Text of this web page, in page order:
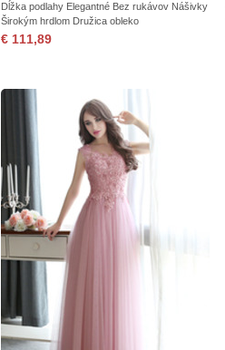
Dĺžka podlahy Elegantné Bez rukávov Nášivky
Širokým hrdlom Družica obleko
€ 111,89